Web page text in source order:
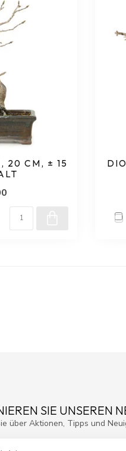
20 CM, ± 15
SIE UNSEREN
über Aktionen, Tipps und